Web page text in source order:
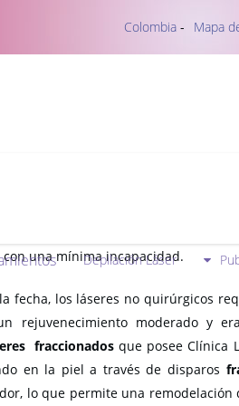
Colombia - Mapa
Depilación Láser
con una mínima incapacidad.
fecha, los láseres no quirúrgicos
rejuvenecimiento moderado y
fraccionados que posee Clínica
en la piel a través de disparos
lo que permite una remodelación